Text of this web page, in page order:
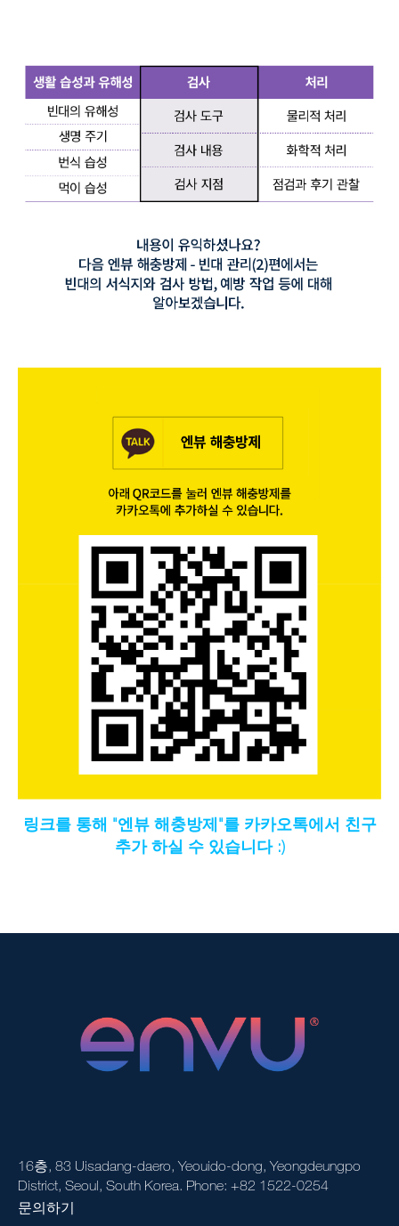
링크를 통해 "엔뷰 해충방제"를 카카오톡에서 친구
추가 하실 수 있습니다 :)
16층, 83 Uisadang-daero, Yeouido-dong, Yeongdeungpo
District, Seoul, South Korea. Phone: +82 1522-0254
문의하기